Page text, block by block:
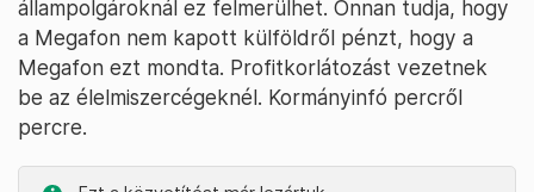
állampolgároknál ez felmerülhet. Onnan tudja, hogy
a Megafon nem kapott külföldről pénzt, hogy a
Megafon ezt mondta. Profitkorlátozást vezetnek
be az élelmiszercégeknél. Kormányinfó percről
percre.